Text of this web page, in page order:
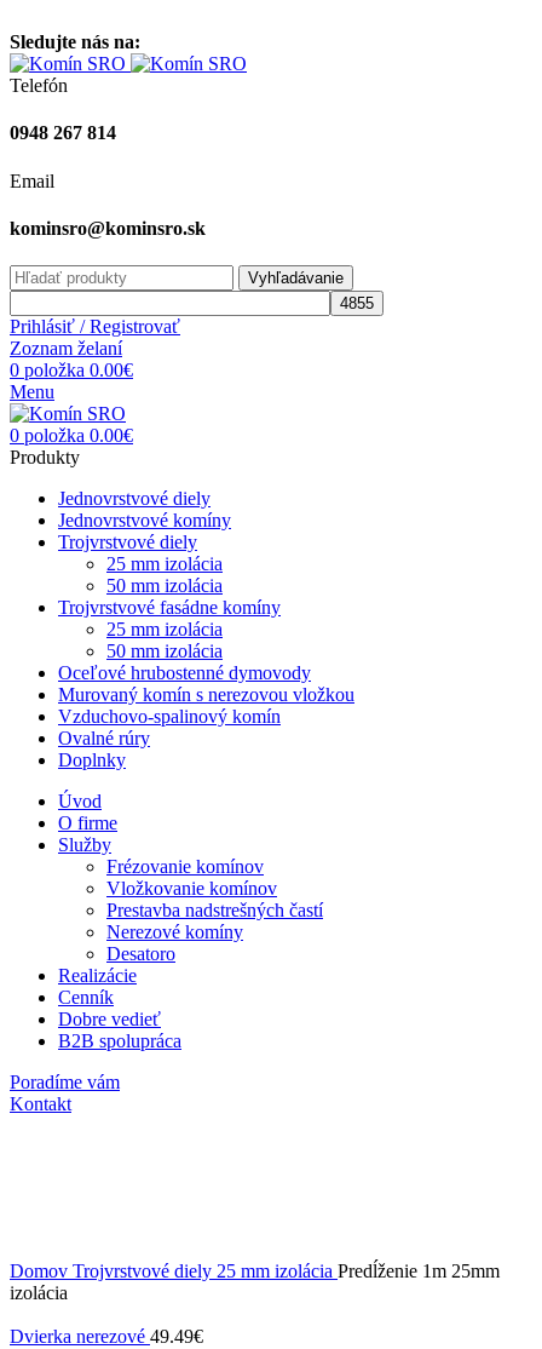
Sledujte nás na:
Telefón
0948 267 814
Email
kominsro@kominsro.sk
Vyhľadávanie
Prihlásiť / Registrovať
Zoznam želaní
0 položka 0.00€
Menu
0 položka 0.00€
Produkty
Jednovrstvové diely
Jednovrstvové komíny
Trojvrstvové diely
25 mm izolácia
50 mm izolácia
Trojvrstvové fasádne komíny
25 mm izolácia
50 mm izolácia
Oceľové hrubostenné dymovody
Murovaný komín s nerezovou vložkou
Vzduchovo-spalinový komín
Ovalné rúry
Doplnky
Úvod
O firme
Služby
Frézovanie komínov
Vložkovanie komínov
Prestavba nadstrešných častí
Nerezové komíny
Desatoro
Realizácie
Cenník
Dobre vedieť
B2B spolupráca
Poradíme vám
Kontakt
Domov Trojvrstvové diely 25 mm izolácia Predĺženie 1m 25mm
izolácia
Dvierka nerezové 49.49€